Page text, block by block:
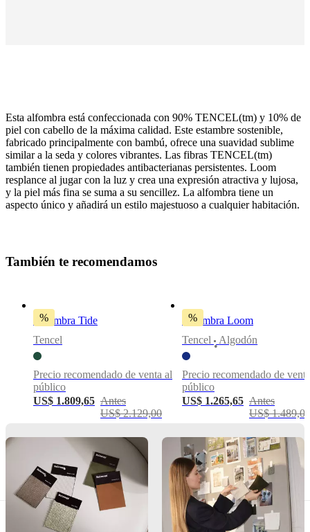
Color
en
Tamaño
Forma
alfombra
Funciones
principales
elaborado
a
mano
Forma
rectangular
Esta alfombra está confeccionada con 90% TENCEL(tm) y 10% de
piel con cabello de la máxima calidad. Este estambre sostenible,
fabricado principalmente con bambú, ofrece una suavidad sublime
similar a la seda y colores vibrantes. Las fibras TENCEL(tm)
también tienen propiedades antibacterianas persistentes. Loom
resplance al jugar con la luz y crea una expresión atractiva y lujosa,
y la piel más fina se suma a su sencillez. La alfombra tiene un
aspecto único y añadirá un estilo majestuoso a cualquier habitación.
También te recomendamos
%
Alfombra Tide
Tencel
Precio recomendado de venta al
público
US$ 1.809,65 Antes
US$ 2.129,00
%
Alfombra Loom
Tencel
•
Algodón
Precio recomendado de
público
US$ 1.265,65 Antes
US$ 1.489,00